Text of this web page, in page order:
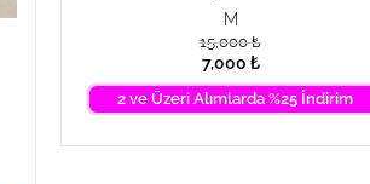
M
15,000₺
7,000 ₺
2 ve Üzeri Alımlarda %25 İndirim